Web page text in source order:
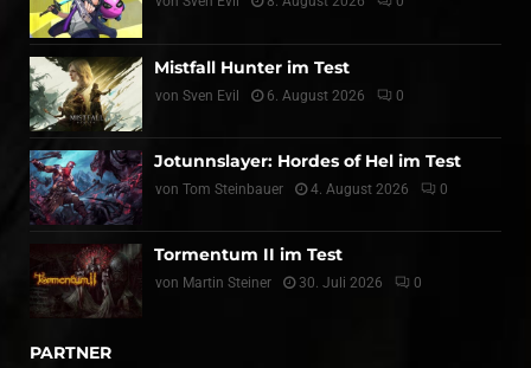
Mistfall Hunter im Test
von Sven Evil 6. August 2026 0
Jotunnslayer: Hordes of Hel im Test
von Tom Steinbauer 4. August 2026 0
Tormentum II im Test
von Martin Steiner 30. Juli 2026 0
PARTNER